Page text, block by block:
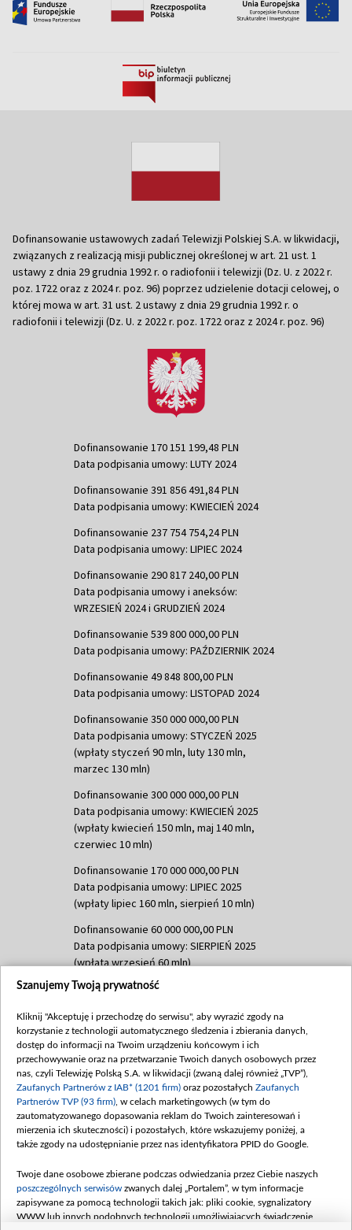
Dofinansowanie ustawowych zadań Telewizji Polskiej S.A. w likwidacji,
związanych z realizacją misji publicznej określonej w art. 21 ust. 1
ustawy z dnia 29 grudnia 1992 r. o radiofonii i telewizji (Dz. U. z 2022 r.
poz. 1722 oraz z 2024 r. poz. 96) poprzez udzielenie dotacji celowej, o
której mowa w art. 31 ust. 2 ustawy z dnia 29 grudnia 1992 r. o
radiofonii i telewizji (Dz. U. z 2022 r. poz. 1722 oraz z 2024 r. poz. 96)
Dofinansowanie 170 151 199,48 PLN
Data podpisania umowy: LUTY 2024
Dofinansowanie 391 856 491,84 PLN
Data podpisania umowy: KWIECIEŃ 2024
Dofinansowanie 237 754 754,24 PLN
Data podpisania umowy: LIPIEC 2024
Dofinansowanie 290 817 240,00 PLN
Data podpisania umowy i aneksów:
WRZESIEŃ 2024 i GRUDZIEŃ 2024
Dofinansowanie 539 800 000,00 PLN
Data podpisania umowy: PAŹDZIERNIK 2024
Dofinansowanie 49 848 800,00 PLN
Data podpisania umowy: LISTOPAD 2024
Dofinansowanie 350 000 000,00 PLN
Data podpisania umowy: STYCZEŃ 2025
(wpłaty styczeń 90 mln, luty 130 mln,
marzec 130 mln)
Dofinansowanie 300 000 000,00 PLN
Data podpisania umowy: KWIECIEŃ 2025
(wpłaty kwiecień 150 mln, maj 140 mln,
czerwiec 10 mln)
Dofinansowanie 170 000 000,00 PLN
Data podpisania umowy: LIPIEC 2025
(wpłaty lipiec 160 mln, sierpień 10 mln)
Dofinansowanie 60 000 000,00 PLN
Data podpisania umowy: SIERPIEŃ 2025
(wpłata wrzesień 60 mln)
Dofinansowanie 635 783 051,21 PLN
(wpłata wrzesień 100 mln, październik 350
mln, listopad 265 mln)
Dofinansowanie 48 862 000,00 PLN
Data podpisania umowy: GRUDZIEŃ 2025
(wpłata grudzień 60,548 mln)
Dofinansowanie 900 000 000,00 PLN
Data podpisania umowy: LUTY 2026 (wpłata
kwiecień 180 mln, 7 maja 180 mln, 8
czerwca 90 mln)
Dofinansowanie 250 000 000,00 PLN
Szanujemy Twoją prywatność
Kliknij "Akceptuję i przechodzę do serwisu", aby wyrazić zgody na
korzystanie z technologii automatycznego śledzenia i zbierania danych,
dostęp do informacji na Twoim urządzeniu końcowym i ich
przechowywanie oraz na przetwarzanie Twoich danych osobowych przez
nas, czyli Telewizję Polską S.A. w likwidacji (zwaną dalej również „TVP”),
Zaufanych Partnerów z IAB* (1201 firm) oraz pozostałych Zaufanych
Partnerów TVP (93 firm) , w celach marketingowych (w tym do
zautomatyzowanego dopasowania reklam do Twoich zainteresowań i
mierzenia ich skuteczności) i pozostałych, które wskazujemy poniżej, a
także zgody na udostępnianie przez nas identyfikatora PPID do Google.
Twoje dane osobowe zbierane podczas odwiedzania przez Ciebie naszych
poszczególnych serwisów zwanych dalej „Portalem”, w tym informacje
zapisywane za pomocą technologii takich jak: pliki cookie, sygnalizatory
WWW lub innych podobnych technologii umożliwiających świadczenie